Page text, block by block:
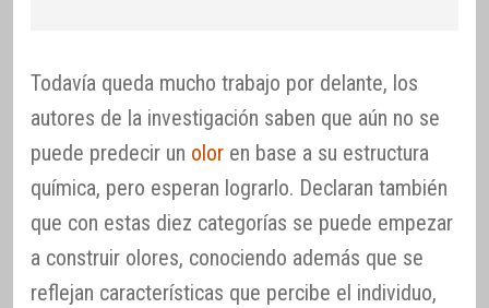
Todavía queda mucho trabajo por delante, los
autores de la investigación saben que aún no se
puede predecir un olor en base a su estructura
química, pero esperan lograrlo. Declaran también
que con estas diez categorías se puede empezar
a construir olores, conociendo además que se
reflejan características que percibe el individuo,